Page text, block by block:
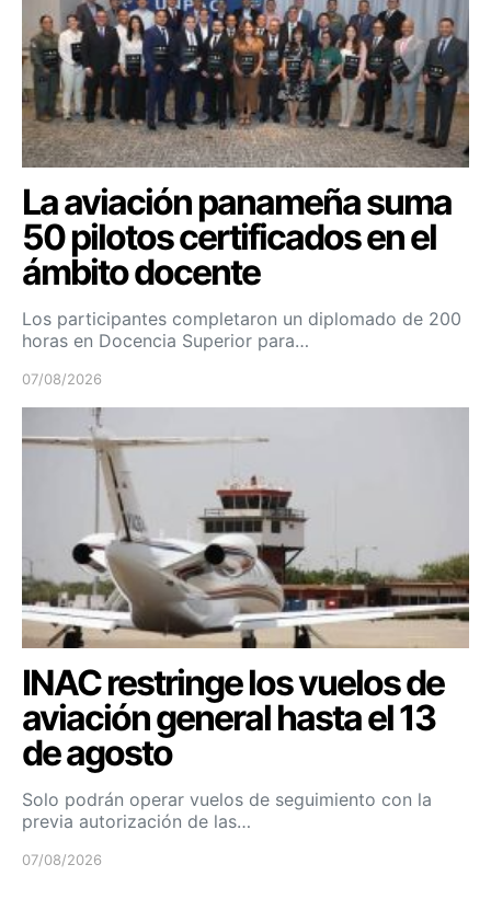
La aviación panameña suma
50 pilotos certificados en el
ámbito docente
Los participantes completaron un diplomado de 200
horas en Docencia Superior para…
07/08/2026
INAC restringe los vuelos de
aviación general hasta el 13
de agosto
Solo podrán operar vuelos de seguimiento con la
previa autorización de las…
07/08/2026